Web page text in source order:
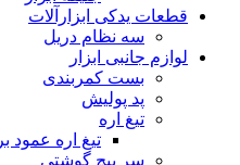
قطعات یدکی ابزارآلات
سه نظام دریل
لوازم جانبی ابزار
بست کمربندی
پد پولیش
تیغ اره
تیغ اره عمود بر
سر پیچ گوشتی